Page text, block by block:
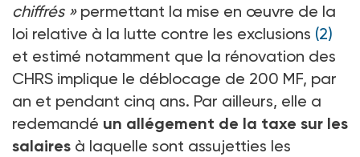
chiffrés »permettant la mise en œuvre de la
loi relative à la lutte contre les exclusions (2)
et estimé notamment que la rénovation des
CHRS implique le déblocage de 200 MF, par
an et pendant cinq ans. Par ailleurs, elle a
redemandé un allégement de la taxe sur les
salaires à laquelle sont assujetties les